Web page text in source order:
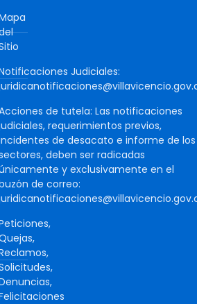
Judiciales:
de tutela: Las notificaciones
requerimientos previos,
de desacato e informe de los
deben ser radicadas
y exclusivamente en el
de correo: